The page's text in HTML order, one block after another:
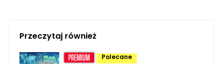
Przeczytaj również
Polecane